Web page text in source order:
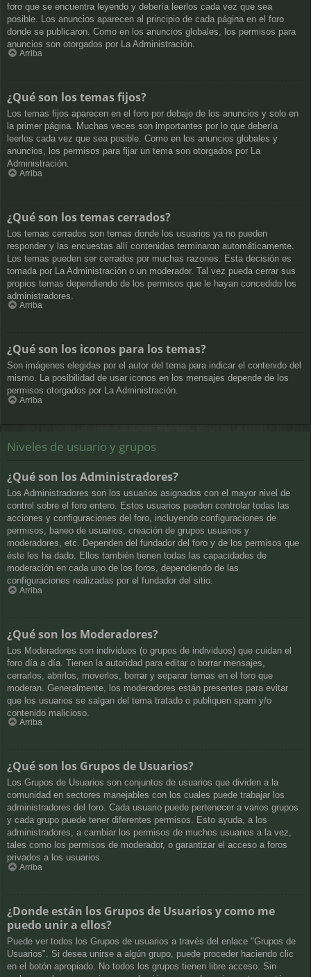
foro que se encuentra leyendo y debería leerlos cada vez que sea
posible. Los anuncios aparecen al principio de cada página en el foro
donde se publicaron. Como en los anuncios globales, los permisos para
anuncios son otorgados por La Administración.
Arriba
¿Qué son los temas fijos?
Los temas fijos aparecen en el foro por debajo de los anuncios y solo en
la primer página. Muchas veces son importantes por lo que debería
leerlos cada vez que sea posible. Como en los anuncios globales y
anuncios, los permisos para fijar un tema son otorgados por La
Administración.
Arriba
¿Qué son los temas cerrados?
Los temas cerrados son temas donde los usuarios ya no pueden
responder y las encuestas allí contenidas terminaron automáticamente.
Los temas pueden ser cerrados por muchas razones. Esta decisión es
tomada por La Administración o un moderador. Tal vez pueda cerrar sus
propios temas dependiendo de los permisos que le hayan concedido los
administradores.
Arriba
¿Qué son los iconos para los temas?
Son imágenes elegidas por el autor del tema para indicar el contenido del
mismo. La posibilidad de usar iconos en los mensajes depende de los
permisos otorgados por La Administración.
Arriba
Niveles de usuario y grupos
¿Qué son los Administradores?
Los Administradores son los usuarios asignados con el mayor nivel de
control sobre el foro entero. Estos usuarios pueden controlar todas las
acciones y configuraciones del foro, incluyendo configuraciones de
permisos, baneo de usuarios, creación de grupos usuarios y
moderadores, etc. Dependen del fundador del foro y de los permisos que
éste les ha dado. Ellos también tienen todas las capacidades de
moderación en cada uno de los foros, dependiendo de las
configuraciones realizadas por el fundador del sitio.
Arriba
¿Qué son los Moderadores?
Los Moderadores son individuos (o grupos de individuos) que cuidan el
foro día a día. Tienen la autoridad para editar o borrar mensajes,
cerrarlos, abrirlos, moverlos, borrar y separar temas en el foro que
moderan. Generalmente, los moderadores están presentes para evitar
que los usuarios se salgan del tema tratado o publiquen spam y/o
contenido malicioso.
Arriba
¿Qué son los Grupos de Usuarios?
Los Grupos de Usuarios son conjuntos de usuarios que dividen a la
comunidad en sectores manejables con los cuales puede trabajar los
administradores del foro. Cada usuario puede pertenecer a varios grupos
y cada grupo puede tener diferentes permisos. Esto ayuda, a los
administradores, a cambiar los permisos de muchos usuarios a la vez,
tales como los permisos de moderador, o garantizar el acceso a foros
privados a los usuarios.
Arriba
¿Donde están los Grupos de Usuarios y como me
puedo unir a ellos?
Puede ver todos los Grupos de usuarios a través del enlace "Grupos de
Usuarios". Si desea unirse a algún grupo, puede proceder haciendo clic
en el botón apropiado. No todos los grupos tienen libre acceso. Sin